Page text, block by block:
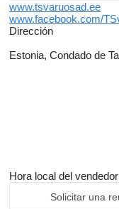
www.tsvaruosad.ee
www.facebook.com/
Dirección
Estonia, Condado de
Hora local del
Solicitar una